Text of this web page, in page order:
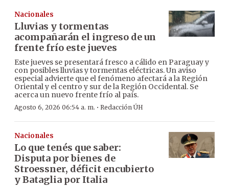
Nacionales
Lluvias y tormentas
acompañarán el ingreso de un
frente frío este jueves
Este jueves se presentará fresco a cálido en Paraguay y
con posibles lluvias y tormentas eléctricas. Un aviso
especial advierte que el fenómeno afectará a la Región
Oriental y el centro y sur de la Región Occidental. Se
acerca un nuevo frente frío al país.
Agosto 6, 2026 06:54 a. m. · Redacción ÚH
Nacionales
Lo que tenés que saber:
Disputa por bienes de
Stroessner, déficit encubierto
y Bataglia por Italia